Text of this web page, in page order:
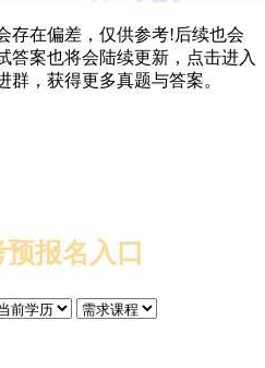
在偏差，仅供参考!后续也会
答案也将会陆续更新，点击进入
群，获得更多真题与答案。
报名入口